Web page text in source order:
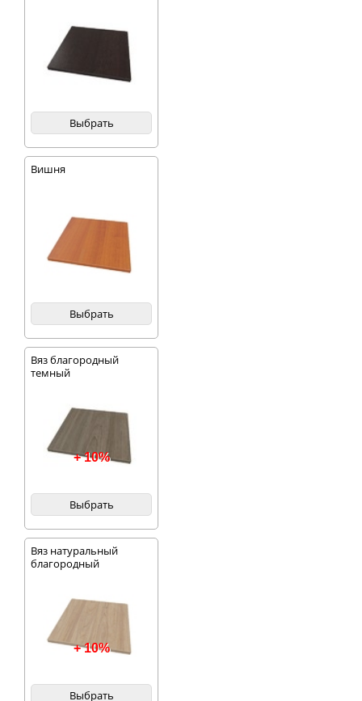
Выбрать
Вишня
Выбрать
Вяз благородный
темный
+ 10%
Выбрать
Вяз натуральный
благородный
+ 10%
Выбрать